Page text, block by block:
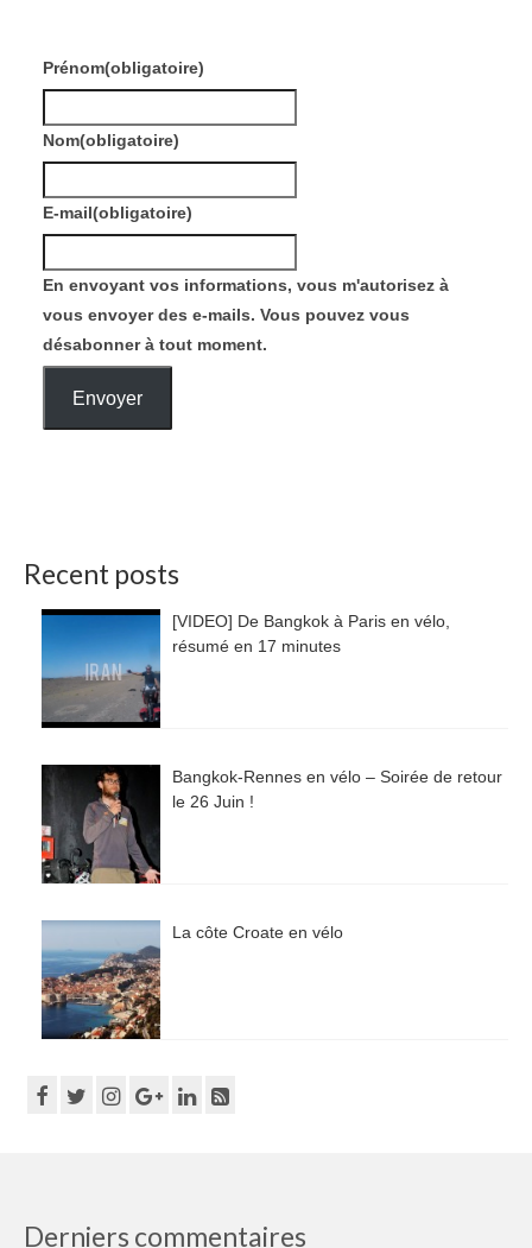
Prénom(obligatoire)
Nom(obligatoire)
E-mail(obligatoire)
En envoyant vos informations, vous m'autorisez à
vous envoyer des e-mails. Vous pouvez vous
désabonner à tout moment.
Envoyer
Recent posts
[VIDEO] De Bangkok à Paris en vélo,
résumé en 17 minutes
Bangkok-Rennes en vélo – Soirée de retour
le 26 Juin !
La côte Croate en vélo
Derniers commentaires